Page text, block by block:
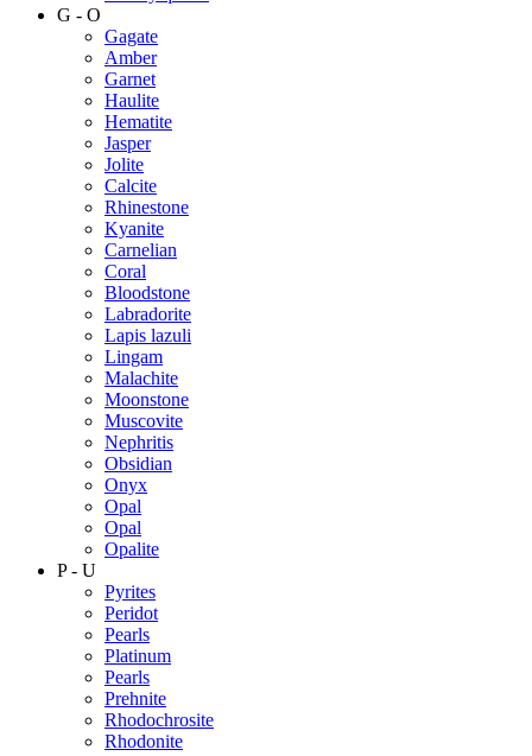
G - O
Gagate
Amber
Garnet
Haulite
Hematite
Jasper
Jolite
Calcite
Rhinestone
Kyanite
Carnelian
Coral
Bloodstone
Labradorite
Lapis lazuli
Lingam
Malachite
Moonstone
Muscovite
Nephritis
Obsidian
Onyx
Opal
Opal
Opalite
P - U
Pyrites
Peridot
Pearls
Platinum
Pearls
Prehnite
Rhodochrosite
Rhodonite